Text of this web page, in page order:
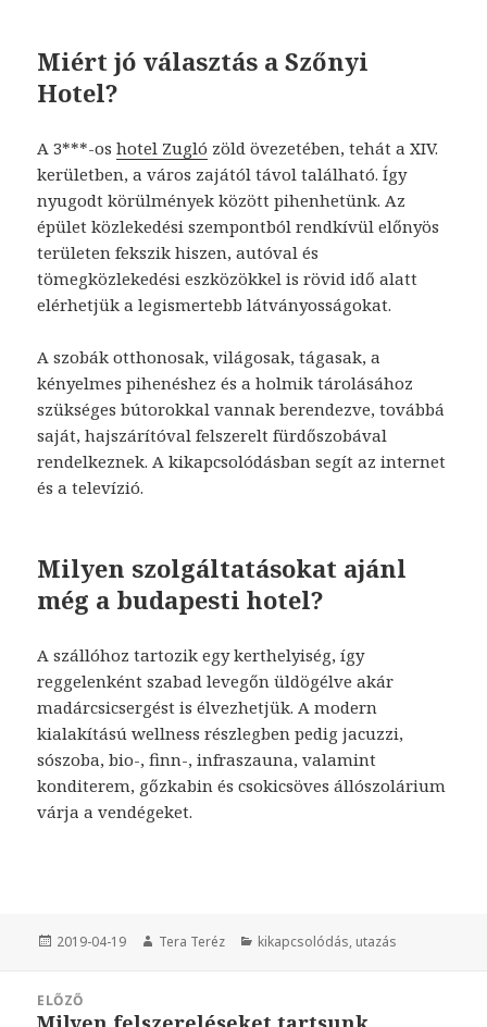
Miért jó választás a Szőnyi
Hotel?
A 3***-oshotel Zugló zöld övezetében, tehát a XIV.
kerületben, a város zajától távol található. Így
nyugodt körülmények között pihenhetünk. Az
épület közlekedési szempontból rendkívül előnyös
területen fekszik hiszen, autóval és
tömegközlekedési eszközökkel is rövid idő alatt
elérhetjük a legismertebb látványosságokat.
A szobák otthonosak, világosak, tágasak, a
kényelmes pihenéshez és a holmik tárolásához
szükséges bútorokkal vannak berendezve, továbbá
saját, hajszárítóval felszerelt fürdőszobával
rendelkeznek. A kikapcsolódásban segít az internet
és a televízió.
Milyen szolgáltatásokat ajánl
még a budapesti hotel?
A szállóhoz tartozik egy kerthelyiség, így
reggelenként szabad levegőn üldögélve akár
madárcsicsergést is élvezhetjük. A modern
kialakítású wellness részlegben pedig jacuzzi,
sószoba, bio-, finn-, infraszauna, valamint
konditerem, gőzkabin és csokicsöves állószolárium
várja a vendégeket.
Közzétéve
2019-04-19 Szerző
Tera Teréz Kategória
kikapcsolódás, utazás
navigáció
ELŐZŐ